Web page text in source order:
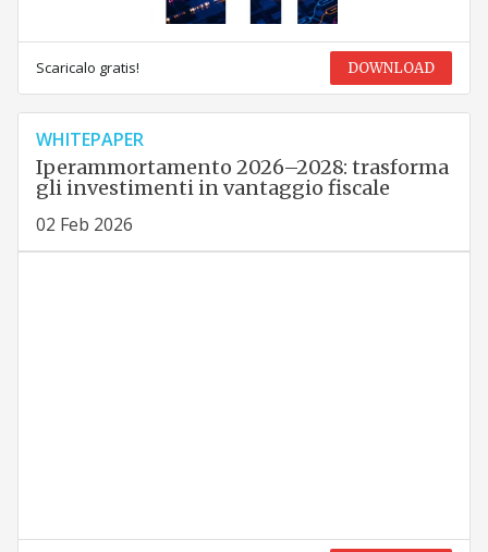
Scaricalo gratis! DOWNLOAD
WHITEPAPER
Iperammortamento 2026–2028: trasforma
gli investimenti in vantaggio fiscale
02 Feb 2026